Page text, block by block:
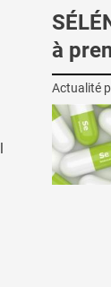
à
Actualité